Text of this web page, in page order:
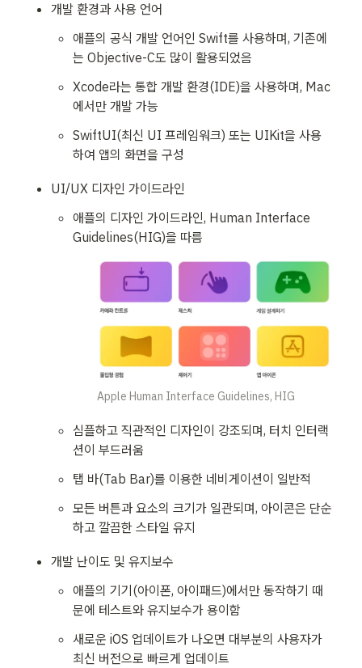
개발 환경과 사용 언어
애플의 공식 개발 언어인 Swift를 사용하며, 기존에
는 Objective-C도 많이 활용되었음
Xcode라는 통합 개발 환경(IDE)을 사용하며, Mac
에서만 개발 가능
SwiftUI(최신 UI 프레임워크) 또는 UIKit을 사용
하여 앱의 화면을 구성
UI/UX 디자인 가이드라인
애플의 디자인 가이드라인, Human Interface
Guidelines(HIG)을 따름
Apple Human Interface Guidelines, HIG
심플하고 직관적인 디자인이 강조되며, 터치 인터랙
션이 부드러움
탭 바(Tab Bar)를 이용한 네비게이션이 일반적
모든 버튼과 요소의 크기가 일관되며, 아이콘은 단순
하고 깔끔한 스타일 유지
개발 난이도 및 유지보수
애플의 기기(아이폰, 아이패드)에서만 동작하기 때
문에 테스트와 유지보수가 용이함
새로운 iOS 업데이트가 나오면 대부분의 사용자가
최신 버전으로 빠르게 업데이트